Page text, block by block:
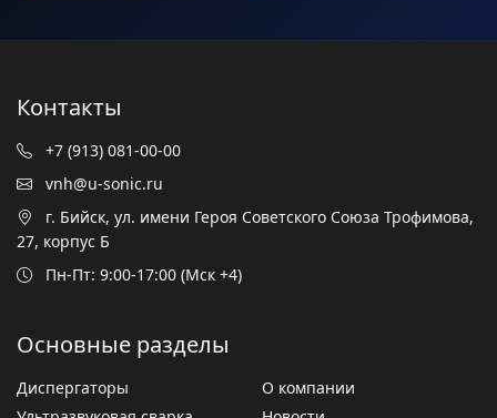
Контакты
+7 (913) 081-00-00
vnh@u-sonic.ru
г. Бийск, ул. имени Героя Советского Союза Трофимова,
27, корпус Б
Пн-Пт: 9:00-17:00 (Мск +4)
Основные разделы
Диспергаторы
О компании